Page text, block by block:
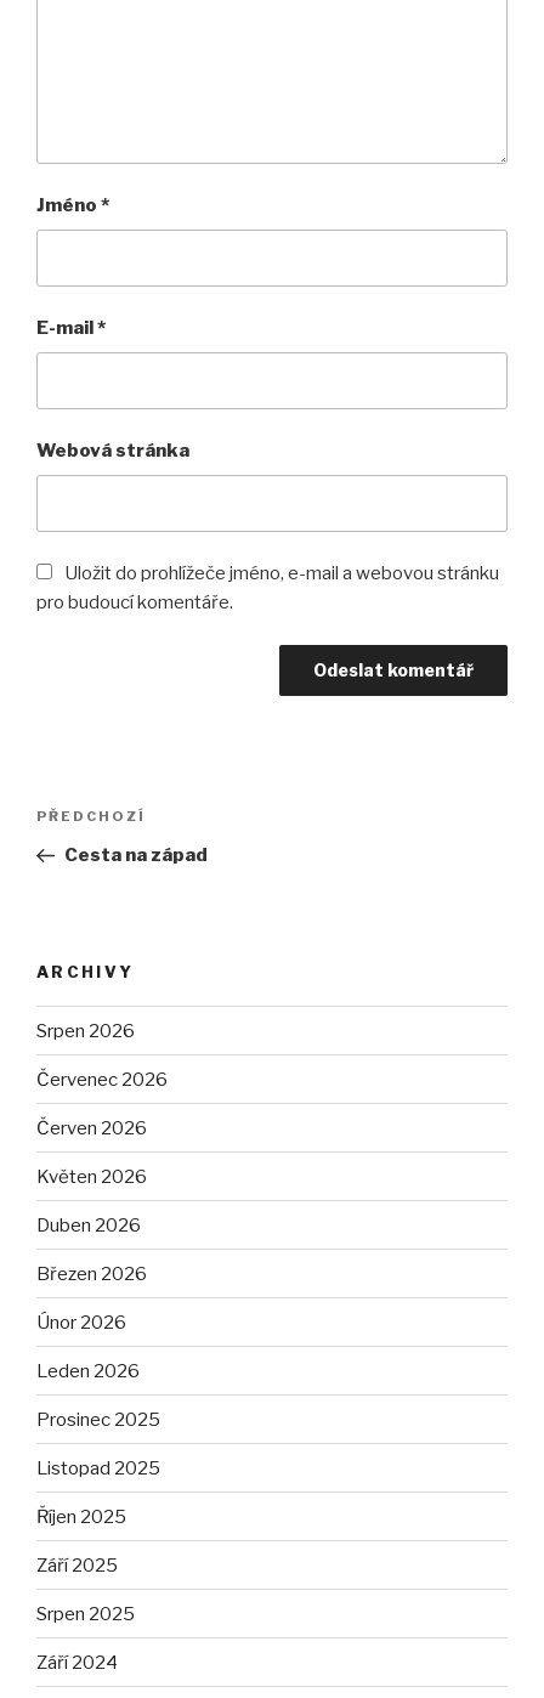
Jméno *
E-mail *
Webová stránka
Uložit do prohlížeče jméno, e-mail a webovou stránku
pro budoucí komentáře.
Navigace
příspěvek
Předchozí
příspěvek
PŘEDCHOZÍ
Cesta na západ
ARCHIVY
Srpen 2026
Červenec 2026
Červen 2026
Květen 2026
Duben 2026
Březen 2026
Únor 2026
Leden 2026
Prosinec 2025
Listopad 2025
Říjen 2025
Září 2025
Srpen 2025
Září 2024